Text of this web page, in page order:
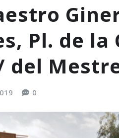
Pl. de la
del
0